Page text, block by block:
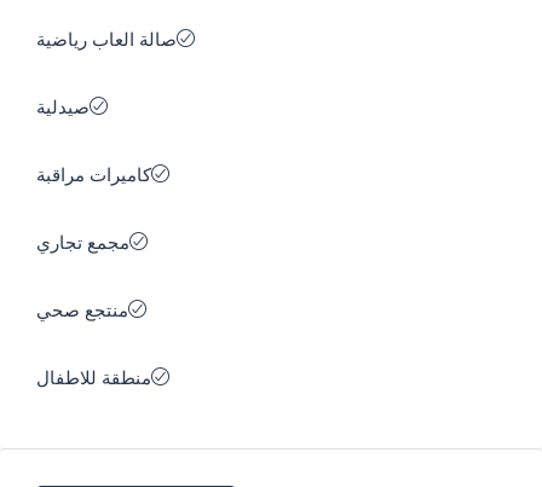
صالة العاب رياضية
صيدلية
كاميرات مراقبة
مجمع تجاري
منتجع صحي
منطقة للاطفال